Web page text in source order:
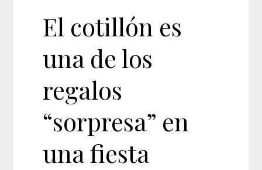
El cotillón es
una de los
regalos
“sorpresa” en
una fiesta